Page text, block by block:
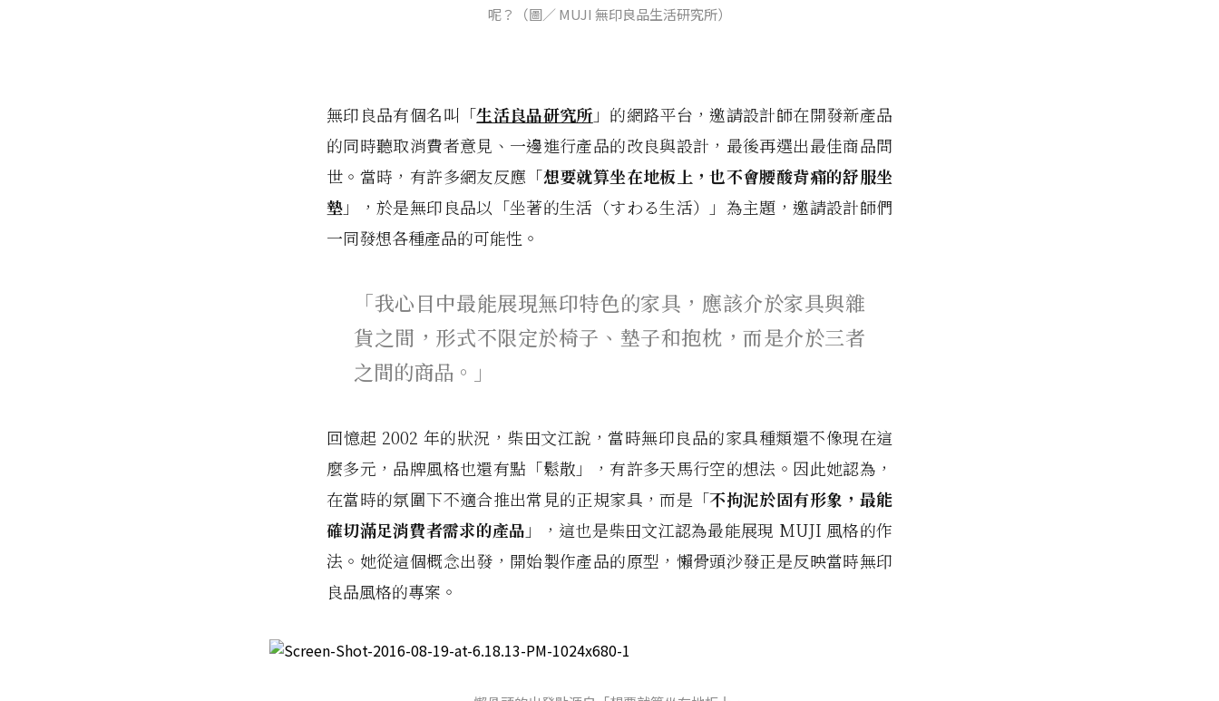
呢？（圖／ MUJI 無印良品生活研究所）
無印良品有個名叫「生活良品研究所 」的網路平台，邀請設計師在開發新產品
的同時聽取消費者意見、一邊進行產品的改良與設計，最後再選出最佳商品問
世。當時，有許多網友反應「想要就算坐在地板上，也不會腰酸背痛的舒服坐
墊」，於是無印良品以「坐著的生活（すわる生活）」為主題，邀請設計師們
一同發想各種產品的可能性。
「我心目中最能展現無印特色的家具，應該介於家具與雜
貨之間，形式不限定於椅子、墊子和抱枕，而是介於三者
之間的商品。」
回憶起 2002 年的狀況，柴田文江說，當時無印良品的家具種類還不像現在這
麼多元，品牌風格也還有點「鬆散」，有許多天馬行空的想法。因此她認為，
在當時的氛圍下不適合推出常見的正規家具，而是「不拘泥於固有形象，最能
確切滿足消費者需求的產品 」，這也是柴田文江認為最能展現 MUJI 風格的作
法。她從這個概念出發，開始製作產品的原型，懶骨頭沙發正是反映當時無印
良品風格的專案。